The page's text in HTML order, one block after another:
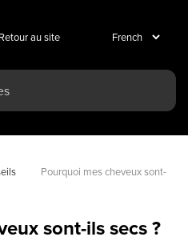
Retour au site
Pourquoi mes cheveux sont-
sont-ils secs ?